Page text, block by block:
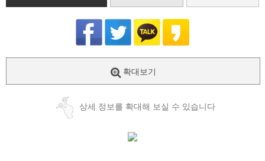
확대보기
상세 정보를 확대해 보실 수 있습니다